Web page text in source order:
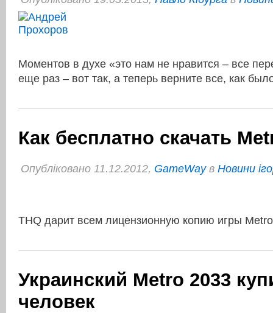
Моментов в духе «это нам не нравится – все
еще раз – вот так, а теперь верните все, как
Как бесплатно скачать
Опубліковано 11.12.2012, GameWayв Новини
THQ дарит всем лицензионную копию игры
Украинский Metro 2033
человек